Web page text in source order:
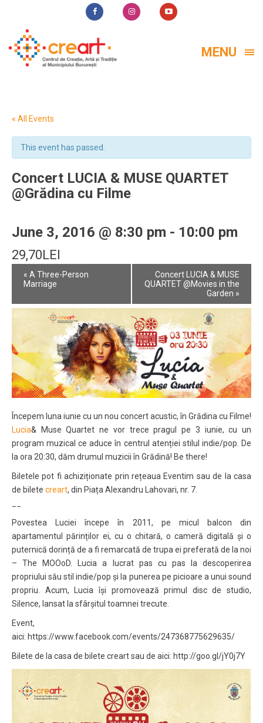
MENU
« All Events
This event has passed.
Concert LUCIA & MUSE QUARTET
@Grădina cu Filme
June 3, 2016 @ 8:30 pm - 10:00 pm
29,70LEI
Event
Navigation
« A Three-Person
Marriage
Concert LUCIA & MUSE
QUARTET @Movies in the
Garden »
Începem luna iunie cu un nou concert acustic, în Grădina cu Filme!
Lucia& Muse Quartet ne vor trece pragul pe 3 iunie, cu un
program muzical ce aduce în centrul atenției stilul indie/pop. De
la ora 20:30, dăm drumul muzicii în Grădină! Be there!
Biletele pot fi achiziționate prin rețeaua Eventim sau de la casa
de bilete creart, din Piața Alexandru Lahovari, nr. 7.
Povestea Luciei începe în 2011, pe micul balcon din
apartamentul părinților ei, cu o chitară, o cameră digitală și o
puternică dorință de a fi remarcată de trupa ei preferată de la noi
– The MOOoD. Lucia a lucrat pas cu pas la descoperirea
propriului său stil indie/pop și la punerea pe picioare a unui sound
propriu. Acum, Lucia își promovează primul disc de studio,
Silence, lansat la sfârșitul toamnei trecute.
Event,
aici: https://www.facebook.com/events/247368775629635/
Bilete de la casa de bilete creart sau de aici: http://goo.gl/jY0j7Y